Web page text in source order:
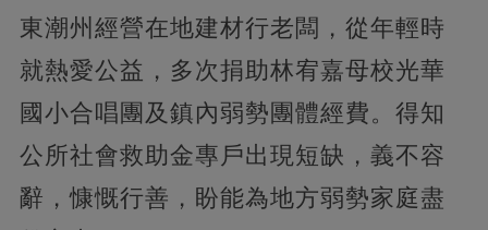
東潮州經營在地建材行老闆，從年輕時
就熱愛公益，多次捐助林宥嘉母校光華
國小合唱團及鎮內弱勢團體經費。得知
公所社會救助金專戶出現短缺，義不容
辭，慷慨行善，盼能為地方弱勢家庭盡